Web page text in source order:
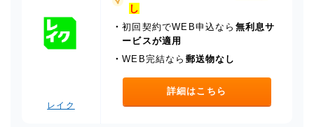
レイク
し
・初回契約でWEB申込なら 無利息サ
ービスが適用
・WEB完結なら 郵送物なし
詳細はこちら